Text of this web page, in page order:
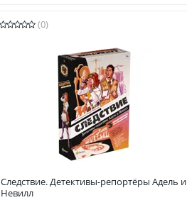
(0)
Следствие. Детективы-репортёры Адель и
Невилл